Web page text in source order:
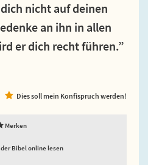
nicht auf deinen
an ihn in allen
er dich recht führen.”
Dies soll mein Konfispruch werden!
Merken
der Bibel online lesen